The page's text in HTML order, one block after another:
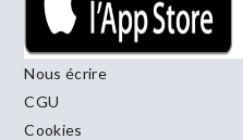
Nous écrire
CGU
Cookies